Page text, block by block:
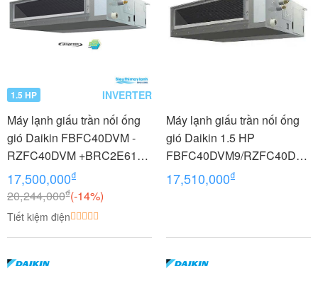
1.5 HP INVERTER
Máy lạnh giấu trần nối ống
gió Daikin FBFC40DVM -
RZFC40DVM +BRC2E61
1.5 HP (1.5 Ngựa) Inverter
17,500,000₫
20,244,000₫(-14%)
Tiết kiệm điện
Máy lạnh giấu trần nối ống
gió Daikin 1.5 HP
FBFC40DVM9/RZFC40DV
M+BRC2E61 (1 pha)
17,510,000₫